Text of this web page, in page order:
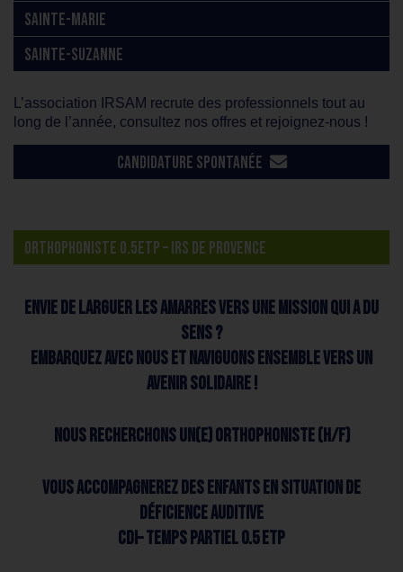
SAINTE-MARIE
SAINTE-SUZANNE
L’association IRSAM recrute des professionnels tout au
long de l’année, consultez nos offres et rejoignez-nous !
CANDIDATURE SPONTANÉE
ORTHOPHONISTE 0.5ETP – IRS DE PROVENCE
Envie de larguer les amarres vers une mission qui a du
sens ?
Embarquez avec nous et naviguons ensemble vers un
avenir solidaire !
Nous recherchons un(e) Orthophoniste (H/F)
Vous accompagnerez des enfants en situation de
déficience auditive
CDI– Temps partiel 0.5 etp